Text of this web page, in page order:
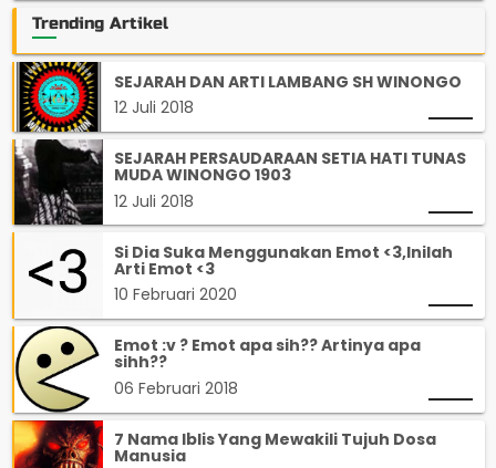
Trending Artikel
SEJARAH DAN ARTI LAMBANG SH WINONGO
12 Juli 2018
SEJARAH PERSAUDARAAN SETIA HATI TUNAS
MUDA WINONGO 1903
12 Juli 2018
Si Dia Suka Menggunakan Emot <3,Inilah
Arti Emot <3
10 Februari 2020
Emot :v ? Emot apa sih?? Artinya apa
sihh??
06 Februari 2018
7 Nama Iblis Yang Mewakili Tujuh Dosa
Manusia